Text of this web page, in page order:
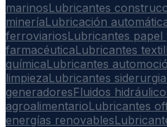
marinosLubricantes
mineríaLubricación
ferroviariosLubricantes
farmacéuticaLubricantes textil
químicaLubricantes
limpiezaLubricantes siderurgia
generadoresFluidos
agroalimentarioLubricantes
energías renovables